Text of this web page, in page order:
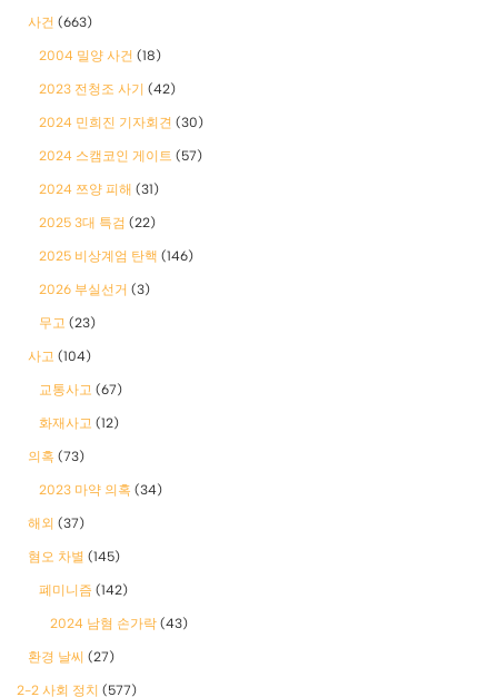
사건 (663)
2004 밀양 사건 (18)
2023 전청조 사기 (42)
2024 민희진 기자회견 (30)
2024 스캠코인 게이트 (57)
2024 쯔양 피해 (31)
2025 3대 특검 (22)
2025 비상계엄 탄핵 (146)
2026 부실선거 (3)
무고 (23)
사고 (104)
교통사고 (67)
화재사고 (12)
의혹 (73)
2023 마약 의혹 (34)
해외 (37)
혐오 차별 (145)
폐미니즘 (142)
2024 남혐 손가락 (43)
환경 날씨 (27)
2-2 사회 정치 (577)